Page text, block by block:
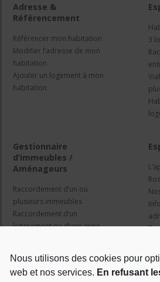
Nous utilisons des cookies pour
web et nos services. En refusant
Adresse &
Référencement
Référencer mon habitation
Modifier l’adresse de mon
habitation
Ajouter un logement à mon
habitation
3
Gestionnaire
d’immeubles /
Aménageurs
Raccordement d’un ou
plusieurs immeubles
Raccordement d’un
lotissement ou d’une zone